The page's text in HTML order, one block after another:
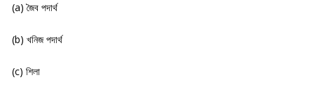
(a) জৈব পদার্থ
(b) খনিজ পদার্থ
(c) শিলা